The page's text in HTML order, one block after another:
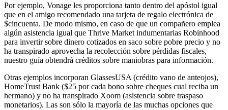
Por ejemplo, Vonage les proporciona tanto dentro del apóstol igual
que en el amigo recomendado una tarjeta de regalo electrónica de
$cincuenta. De modo mismo, en caso de que un compañero emplea
algún asistencia igual que Thrive Market indumentarias Robinhood
para invertir sobre dinero cotizados en saco sobre pobre precio y no
ha transpirado aprovecha la recolección sobre pérdidas fiscales,
nuestro guía obtendrá créditos sobre maniobras para información.
Otras ejemplos incorporan GlassesUSA (crédito vano de anteojos),
HomeTrust Bank ($25 por cada bono sobre cheques cual reciba un
hermano) y no ha transpirado Xoom (asistencia sobre traspaso
monetarios). Las son sólo la mayorí­a de las muchas opciones que